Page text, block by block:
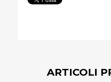
ARTICOLI